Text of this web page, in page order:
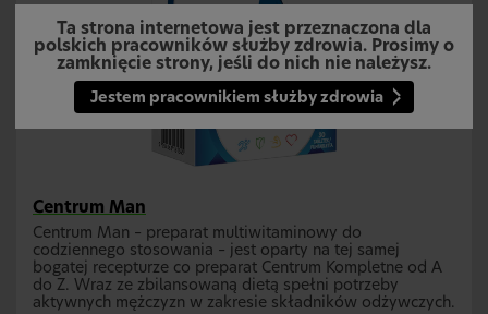
Centrum Man
Centrum Man – preparat multiwitaminowy do
codziennego stosowania – jest oparty na tej samej
bogatej recepturze co preparat Centrum Kompletne od A
do Z. Wraz ze zbilansowaną dietą spełni potrzeby
aktywnych mężczyzn w zakresie składników odżywczych.
Ta strona internetowa jest przeznaczona dla
polskich pracowników służby zdrowia. Prosimy o
zamknięcie strony, jeśli do nich nie należysz.
Jestem pracownikiem służby zdrowia